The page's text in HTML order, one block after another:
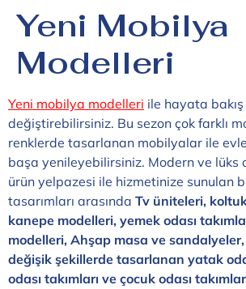
Yeni Mobilya
Modelleri
Yeni mobilya modelleri ile hayata bakış
değiştirebilirsiniz. Bu sezon çok farklı
renklerde tasarlanan mobilyalar ile
başa yenileyebilirsiniz. Modern ve lüks
ürün yelpazesi ile hizmetinize sunulan
tasarımları arasında Tv üniteleri,
kanepe modelleri, yemek odası
modelleri, Ahşap masa ve
değişik şekillerde tasarlanan yatak
odası takımları ve çocuk odası